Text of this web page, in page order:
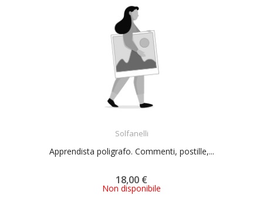
Solfanelli
Apprendista poligrafo. Commenti, postille,...
18,00 €
Non disponibile